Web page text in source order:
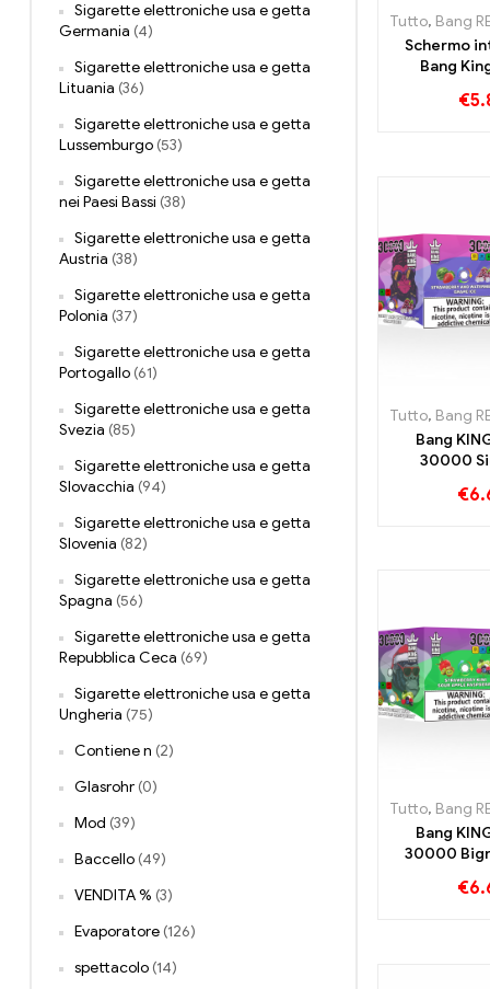
Tutto, Bang
Schermo
Bang
usa e getta
€
Tutto, Bang
Bang
30000
mix perfetto
€
Tutto, Bang
Bang
30000
Gusto
godimento
€
Sigarette elettroniche usa e getta
Germania (4)
Sigarette elettroniche usa e getta
Lituania (36)
Sigarette elettroniche usa e getta
Lussemburgo (53)
Sigarette elettroniche usa e getta
nei Paesi Bassi (38)
Sigarette elettroniche usa e getta
Austria (38)
Sigarette elettroniche usa e getta
Polonia (37)
Sigarette elettroniche usa e getta
Portogallo (61)
Sigarette elettroniche usa e getta
Svezia (85)
Sigarette elettroniche usa e getta
Slovacchia (94)
Sigarette elettroniche usa e getta
Slovenia (82)
Sigarette elettroniche usa e getta
Spagna (56)
Sigarette elettroniche usa e getta
Repubblica Ceca (69)
Sigarette elettroniche usa e getta
Ungheria (75)
Contiene n (2)
Glasrohr (0)
Mod (39)
Baccello (49)
VENDITA % (3)
Evaporatore (126)
spettacolo (14)